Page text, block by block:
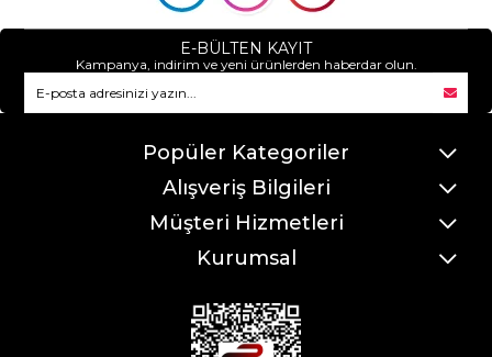
E-BÜLTEN KAYIT
Kampanya, indirim ve yeni ürünlerden haberdar olun.
Popüler Kategoriler
Alışveriş Bilgileri
Müşteri Hizmetleri
Kurumsal